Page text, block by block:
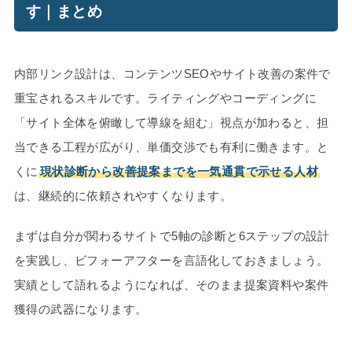
す｜まとめ
内部リンク設計は、コンテンツSEOやサイト改善の案件で
重宝されるスキルです。ライティングやコーディングに
「サイト全体を俯瞰して導線を組む」視点が加わると、担
当できる工程が広がり、単価交渉でも有利に働きます。と
くに 現状診断から改善提案までを一気通貫で示せる人材
は、継続的に依頼されやすくなります。
まずは自分が関わるサイトで5軸の診断と6ステップの設計
を実践し、ビフォーアフターを言語化しておきましょう。
実績として語れるようになれば、そのまま提案資料や案件
獲得の武器になります。